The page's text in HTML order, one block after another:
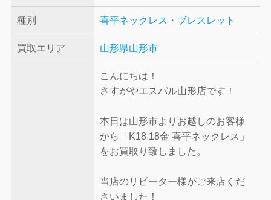
種別 喜平ネックレス・ブレスレット
買取エリア 山形県山形市
こんにちは！
さすがやエスパル山形店です！
本日は山形市よりお越しのお客様
から「K18 18金 喜平ネックレス」
をお買取り致しました。
当店のリピーター様がご来店くだ
さいました！